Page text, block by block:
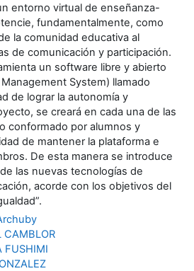
entorno virtual de enseñanza-
fundamentalmente, como
la comunidad educativa al
de comunicación y participación.
un software libre y abierto
System) llamado
de lograr la autonomía y
se creará en cada una de las
conformado por alumnos y
de mantener la plataforma e
De esta manera se introduce
las nuevas tecnologías de
acorde con los objetivos del
CAMBLOR
FUSHIMI